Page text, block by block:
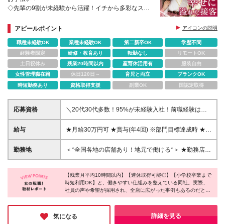
◇先輩の9割が未経験から活躍！イチから多彩なスキ
◇1組に2～3時間。じっくりお客様と向き合う＜感動
幸福クリエイター＞
アピールポイント アイコンの説明
職種未経験OK 業種未経験OK 第二新卒OK
学歴不問
経験者限定
研修・教育あり 転勤なし
リモートOK
土日祝休み
残業20時間以内 産育休活用有
服装自由
女性管理職在籍
休日120日～ 育児と両立
ブランクOK
時短勤務あり
資格取得支援 副業OK 国認定取得
応募資格
＼20代30代多数！95%が未経験入社！前職経験は関
係なし♪／ ■学歴不問 ■未経験・第二新卒歓迎！ 今ま
での経験や特別なスキルは一切問いません。 新人の
係なくチャレンジいただけます。
給与
★月給30万円可 ★賞与(年4回) ※部門目標達成時 ★チ
ームの成果による手当あり！ ┗最大12万4千円／平均
5.4万円 ┗個人ノルマはありません。店舗(チーム)成
果による手当（残業代との差額を支給） ※全国異動可
能な方 *エリア限定職 月給21万円～(4年制大学以上は
月給23万～)+残業代+チーム成果による手当（残業代
成果による手当9万円）
勤務地
＜*全国各地の店舗あり！地元で働ける*＞ ★勤務店舗
はご自宅からの距離を考慮いたします
【残業月平均10時間以内】【連休取得可能◎】【小学校卒業まで
時短利用OK】と、働きやすい仕組みを整えている同社。実際、
社員の声や希望が採用され、全店に広がった事例もあるのだと
か！このように一人ひとりの意見を聞き、環境を整えてくれるか
らこそ、長く働きたいと思える。人の温かさを感じながら、誰か
の役に立ちたい方に心からオススメしたい職場です♪
気になる 詳細を見る